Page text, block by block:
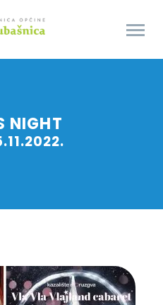
NIGHT